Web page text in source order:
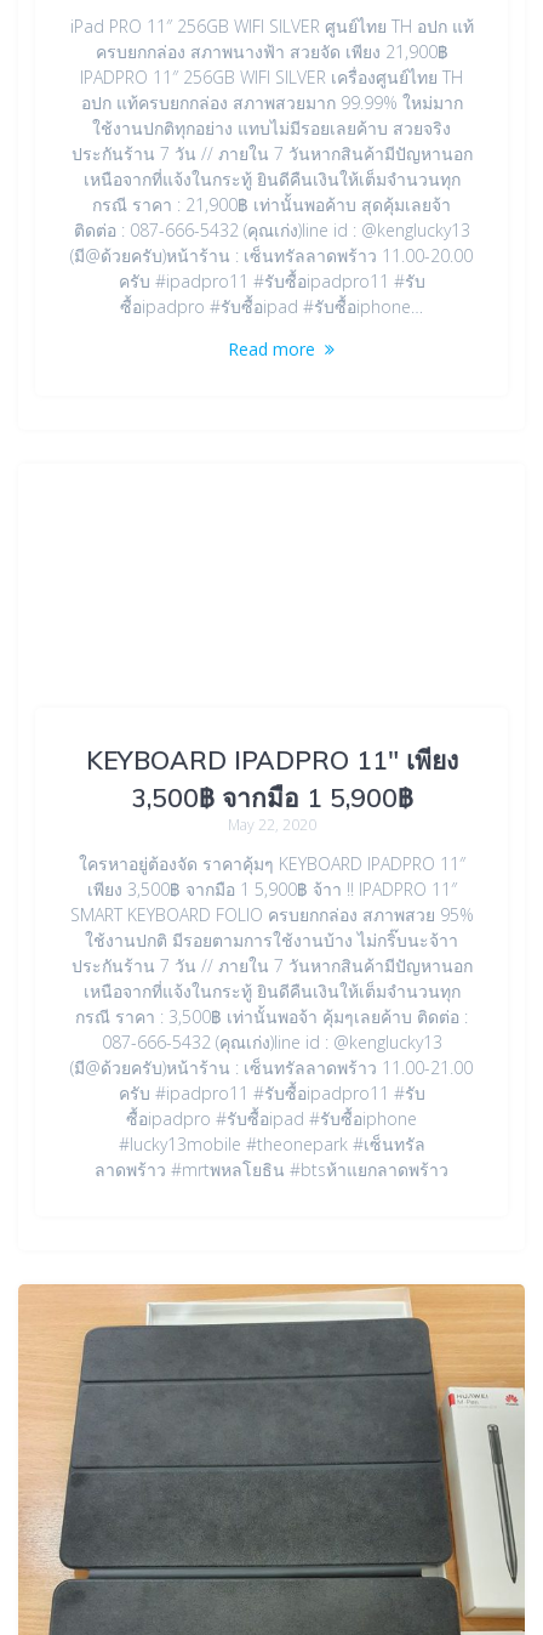
iPad PRO 11″ 256GB WIFI SILVER ศูนย์ไทย TH อปก แท้
ครบยกกล่อง สภาพนางฟ้า สวยจัด เพียง 21,900฿
IPADPRO 11″ 256GB WIFI SILVER เครื่องศูนย์ไทย TH
อปก แท้ครบยกกล่อง สภาพสวยมาก 99.99% ใหม่มาก
ใช้งานปกติทุกอย่าง แทบไม่มีรอยเลยค้าบ สวยจริง
ประกันร้าน 7 วัน // ภายใน 7 วันหากสินค้ามีปัญหานอก
เหนือจากที่แจ้งในกระทู้ ยินดีคืนเงินให้เต็มจำนวนทุก
กรณี ราคา : 21,900฿ เท่านั้นพอค้าบ สุดคุ้มเลยจ้า
ติดต่อ : 087-666-5432 (คุณเก่ง)line id : @kenglucky13
(มี@ด้วยครับ)หน้าร้าน : เซ็นทรัลลาดพร้าว 11.00-20.00
ครับ #ipadpro11 #รับซื้อipadpro11 #รับ
ซื้อipadpro #รับซื้อipad #รับซื้อiphone…
Read more
KEYBOARD IPADPRO 11″ เพียง
3,500฿ จากมือ 1 5,900฿
May 22, 2020
ใครหาอยู่ต้องจัด ราคาคุ้มๆ KEYBOARD IPADPRO 11″
เพียง 3,500฿ จากมือ 1 5,900฿ จ้าา !! IPADPRO 11″
SMART KEYBOARD FOLIO ครบยกกล่อง สภาพสวย 95%
ใช้งานปกติ มีรอยตามการใช้งานบ้าง ไม่กริ๊บนะจ้าา
ประกันร้าน 7 วัน // ภายใน 7 วันหากสินค้ามีปัญหานอก
เหนือจากที่แจ้งในกระทู้ ยินดีคืนเงินให้เต็มจำนวนทุก
กรณี ราคา : 3,500฿ เท่านั้นพอจ้า คุ้มๆเลยค้าบ ติดต่อ :
087-666-5432 (คุณเก่ง)line id : @kenglucky13
(มี@ด้วยครับ)หน้าร้าน : เซ็นทรัลลาดพร้าว 11.00-21.00
ครับ #ipadpro11 #รับซื้อipadpro11 #รับ
ซื้อipadpro #รับซื้อipad #รับซื้อiphone
#lucky13mobile #theonepark #เซ็นทรัล
ลาดพร้าว #mrtพหลโยธิน #btsห้าแยกลาดพร้าว